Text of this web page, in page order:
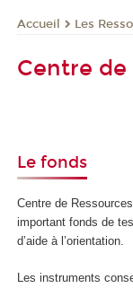
Accueil Les
Centre de
Le fonds
Centre de
important fonds de
d’aide à l’orientation.
Les instruments